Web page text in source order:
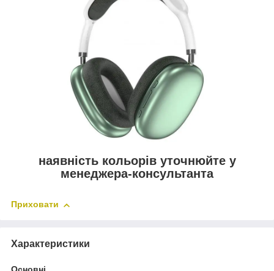
наявність кольорів уточнюйте у
менеджера-консультанта
Приховати
Характеристики